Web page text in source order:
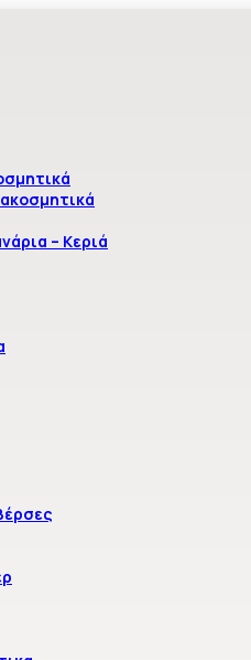
– Κεριά